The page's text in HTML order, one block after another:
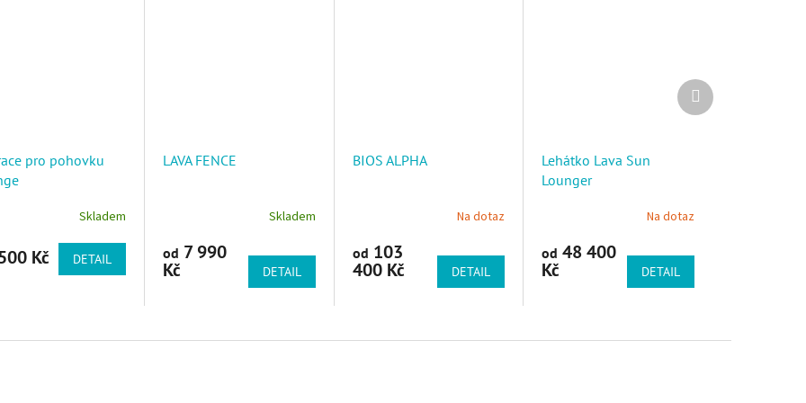
pro pohovku
Skladem
Kč DETAIL
LAVA FENCE
Skladem
od 7 990
Kč DETAIL
BIOS ALPHA
Na dotaz
od 103
400 Kč DETAIL
Lehátko Lava Sun
Lounger
Na dotaz
od 48 400
Kč DETAIL
Další produkt